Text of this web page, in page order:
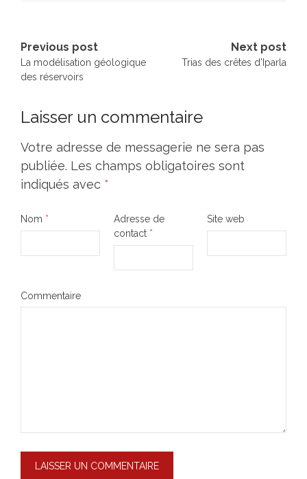
Post
navigation
Previous post
La modélisation géologique
des réservoirs
Next post
Trias des crêtes d’Iparla
Laisser un commentaire
Votre adresse de messagerie ne sera pas
publiée. Les champs obligatoires sont
indiqués avec *
Nom *
Adresse de
contact *
Site web
Commentaire